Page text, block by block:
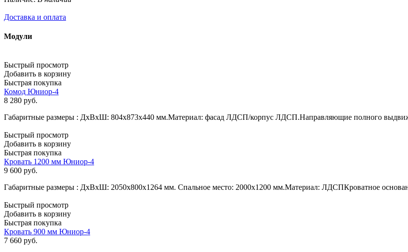
Доставка и оплата
Модули
Быстрый просмотр
Добавить в корзину
Быстрая покупка
Комод Юниор-4
8 280 руб.
Габаритные размеры : ДхВхШ: 804х873х440 мм.Материал: фасад ЛДСП/корпус ЛДСП.Направляющие полного
Быстрый просмотр
Добавить в корзину
Быстрая покупка
Кровать 1200 мм Юниор-4
9 600 руб.
Габаритные размеры : ДхВхШ: 2050х800х1264 мм. Спальное место: 2000х1200 мм.Материал: ЛДСПКроватное
Быстрый просмотр
Добавить в корзину
Быстрая покупка
Кровать 900 мм Юниор-4
7 660 руб.